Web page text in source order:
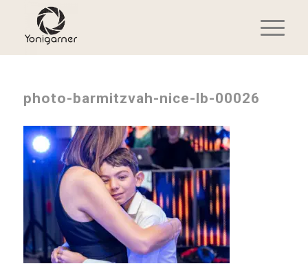
photo-barmitzvah-nice-lb-00026